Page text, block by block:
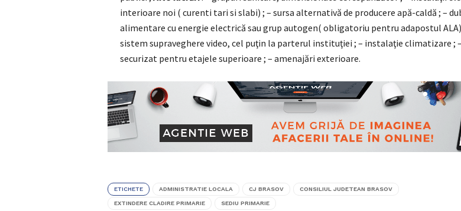
interioare noi ( curenti tari si slabi) ; – sursa alternativă de producere apă-caldă ; –
alimentare cu energie electrică sau grup autogen( obligatoriu pentru adapostul
sistem supraveghere video, cel puţin la parterul instituţiei ; – instalaţie climatizare ;
securizat pentru etajele superioare ; – amenajări exterioare.
ETICHETE ADMINISTRATIE LOCALA CJ BRASOV CONSILIUL JUDETEAN BRASOV
EXTINDERE CLADIRE PRIMARIE SEDIU PRIMARIE